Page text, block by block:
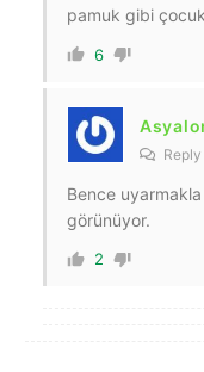
pamuk gibi
6
Bence uyarmakla
görünüyor.
2